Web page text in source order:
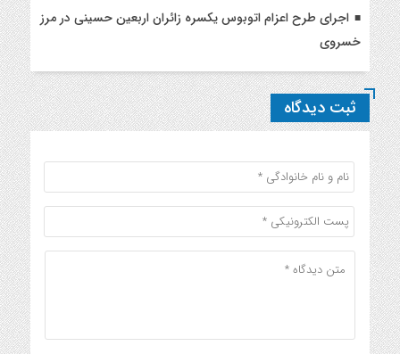
اجرای طرح اعزام اتوبوس یکسره زائران اربعین حسینی در مرز
خسروی
ثبت دیدگاه